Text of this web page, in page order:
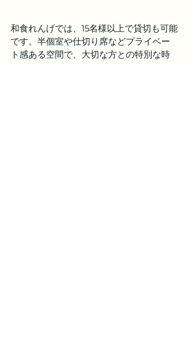
和食れんげでは、15名様以上で貸切も可能
です。半個室や仕切り席などプライベー
ト感ある空間で、大切な方との特別な時